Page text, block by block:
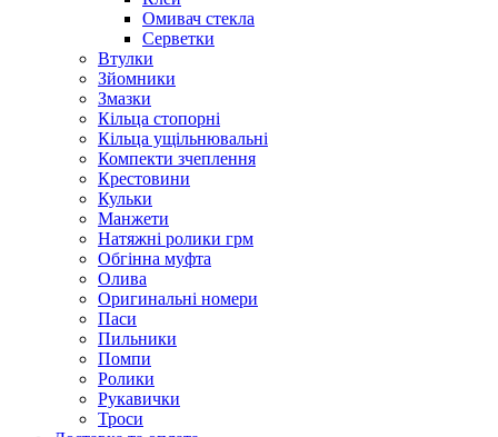
Омивач стекла
Серветки
Втулки
Зйомники
Змазки
Кільца стопорні
Кільца ущільнювальні
Компекти зчеплення
Крестовини
Кульки
Манжети
Натяжні ролики грм
Обгінна муфта
Олива
Оригинальні номери
Паси
Пильники
Помпи
Ролики
Рукавички
Троси